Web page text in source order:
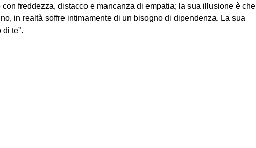
freddezza, distacco e mancanza di empatia; la sua illusione è che
in realtà soffre intimamente di un bisogno di dipendenza. La sua
te”.